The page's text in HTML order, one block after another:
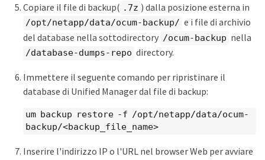
Copiare il file di backup( .7z ) dalla posizione esterna in
/opt/netapp/data/ocum-backup/ e i file di archivio
del database nella sottodirectory /ocum-backup nella
/database-dumps-repo directory.
Immettere il seguente comando per ripristinare il
database di Unified Manager dal file di backup:
um backup restore -f /opt/netapp/data/ocum-
backup/<backup_file_name>
Inserire l'indirizzo IP o l'URL nel browser Web per avviare